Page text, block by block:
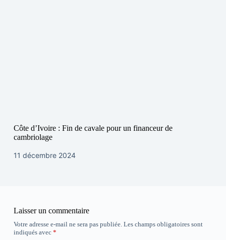
Côte d’Ivoire : Fin de cavale pour un financeur de
cambriolage
11 décembre 2024
Laisser un commentaire
Votre adresse e-mail ne sera pas publiée. Les champs obligatoires sont
indiqués avec *